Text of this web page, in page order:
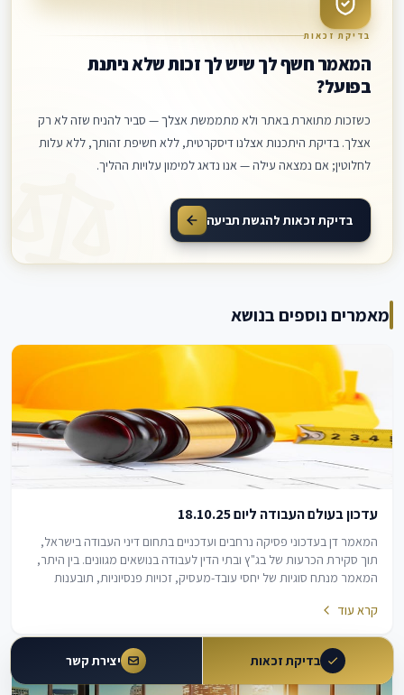
בדיקת זכאות
המאמר חשף לך שיש לך זכות שלא ניתנת
בפועל?
כשזכות מתוארת באתר ולא מתממשת אצלך — סביר להניח שזה לא רק
אצלך. בדיקת היתכנות אצלנו דיסקרטית, ללא חשיפת זהותך, ללא עלות
לחלוטין; אם נמצאה עילה — אנו נדאג למימון עלויות ההליך.
בדיקת זכאות להגשת תביעה
מאמרים נוספים בנושא
עדכון בעולם העבודה ליום 18.10.25
המאמר דן בעדכוני פסיקה נרחבים ועדכניים בתחום דיני העבודה בישראל,
תוך סקירת הכרעות של בג"ץ ובתי הדין לעבודה בנושאים מגוונים. בין היתר,
המאמר מנתח סוגיות של יחסי עובד-מעסיק, זכויות פנסיוניות, תובענות
קרא עוד
יצירת קשר בדיקת זכאות